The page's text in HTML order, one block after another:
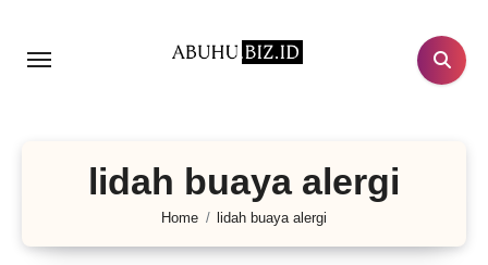
lidah buaya alergi
Home lidah buaya alergi